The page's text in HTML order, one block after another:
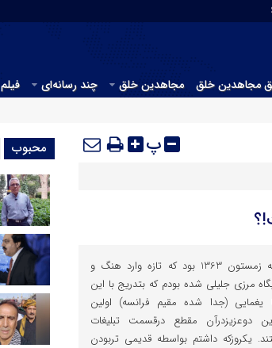
مجاهدین خلق مجاهدین خلق چند رسانه‌ای فیلم
پ
هیچوقت ازخاطرم نیمرود که زمستون 1363 بود که تازه وارد هنگ و
مرزی جلیلی شده بودم که بتدریج با این
یغمایی (جدا شده مقیم فرانسه) اولین
دوعزیزدرآن مقطع درقسمت تبلیغات
یکروزکه داشتم بواسطه قدیمی تربودن
محبوب